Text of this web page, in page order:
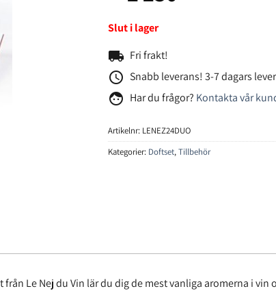
Slut i lager
local_shipping Fri frakt!
access_time Snabb leverans! 3-7 dagars
face Har du frågor? Kontakta vår
Artikelnr: LENEZ24DUO
Kategorier: Doftset,Tillbehör
Le Nej du Vin lär du dig de mest vanliga aromerna i